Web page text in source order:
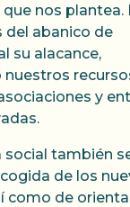
nos plantea.
del abanico de
su alacance,
y
social también
de los
como de